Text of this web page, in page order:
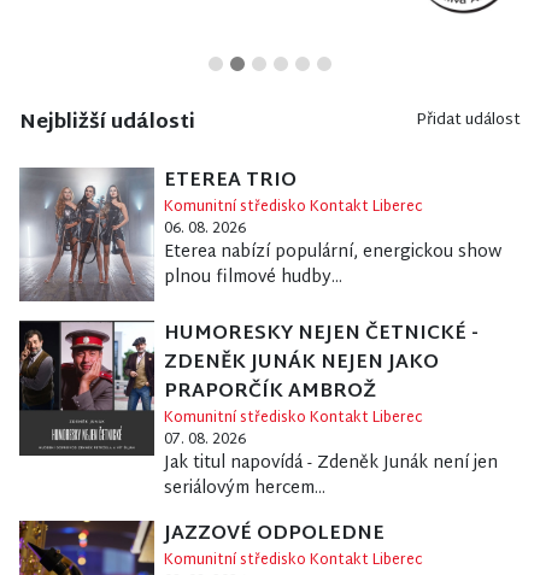
Nejbližší události Přidat událost
ETEREA TRIO
Komunitní středisko Kontakt Liberec
06. 08. 2026
Eterea nabízí populární, energickou show
plnou filmové hudby...
HUMORESKY NEJEN ČETNICKÉ -
ZDENĚK JUNÁK NEJEN JAKO
PRAPORČÍK AMBROŽ
Komunitní středisko Kontakt Liberec
07. 08. 2026
Jak titul napovídá - Zdeněk Junák není jen
seriálovým hercem...
JAZZOVÉ ODPOLEDNE
Komunitní středisko Kontakt Liberec